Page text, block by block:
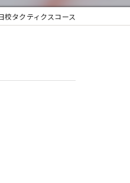
タクティクスコース